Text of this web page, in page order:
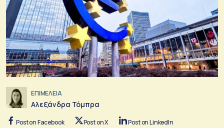
ΕΠΙΜΕΛΕΙΑ
Αλεξάνδρα Τόμπρα
Post on Facebook Post on X Post on LinkedIn